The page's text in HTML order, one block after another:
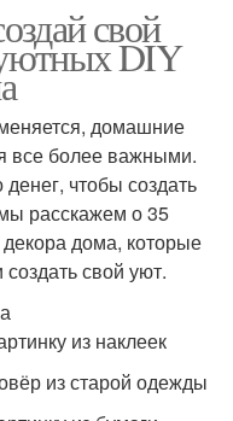
свой
DIY
домашние
все более важными.
чтобы создать
расскажем о 35
дома, которые
свой уют.
из наклеек
из старой одежды